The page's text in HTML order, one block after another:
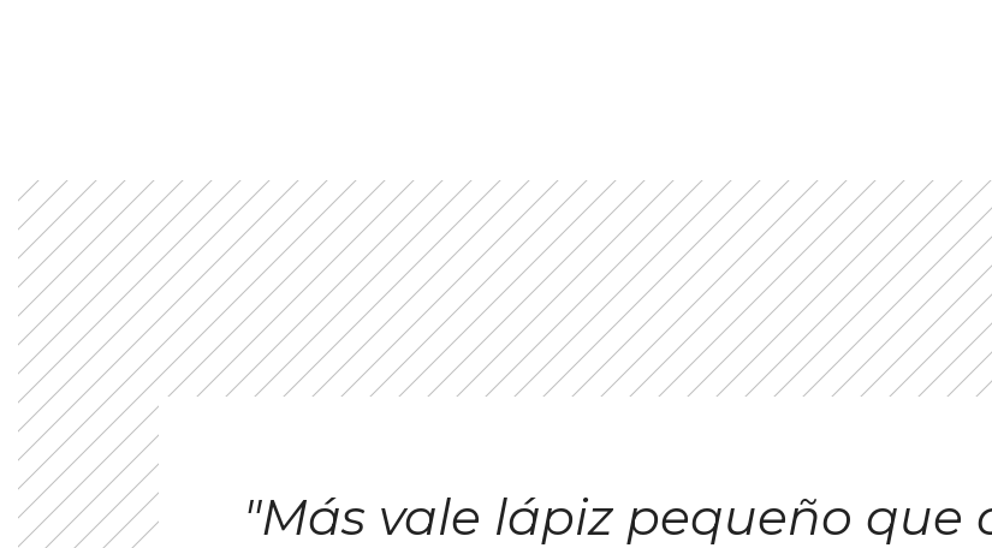
"Más vale lápiz pequeño que